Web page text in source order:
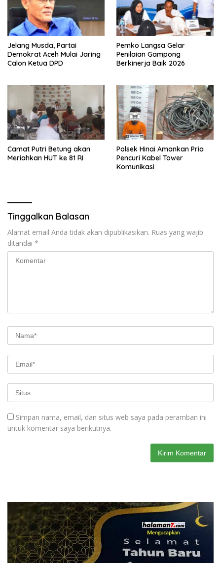
Jelang Musda, Partai
Demokrat Aceh Mulai Jaring
Calon Ketua DPD
Pemko Langsa Gelar
Penilaian Gampong
Berkinerja Baik 2026
Camat Putri Betung akan
Meriahkan HUT ke 81 RI
Polsek Hinai Amankan Pria
Pencuri Kabel Tower
Komunikasi
Tinggalkan Balasan
Alamat email Anda tidak akan dipublikasikan. Ruas yang wajib
ditandai *
Simpan nama, email, dan situs web saya pada peramban ini
untuk komentar saya berikutnya.